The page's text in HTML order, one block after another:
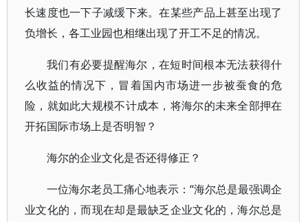
长速度也一下子减缓下来。在某些产品上甚至出现了
负增长，各工业园也相继出现了开工不足的情况。
我们有必要提醒海尔，在短时间根本无法获得什
么收益的情况下，冒着国内市场进一步被蚕食的危
险，就如此大规模不计成本，将海尔的未来全部押在
开拓国际市场上是否明智？
海尔的企业文化是否还得修正？
一位海尔老员工痛心地表示：“海尔总是最强调企
业文化的，而现在却是最缺乏企业文化的，海尔总是